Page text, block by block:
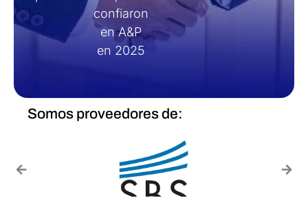
confiaron
en A&P
en 2025
Somos proveedores de: